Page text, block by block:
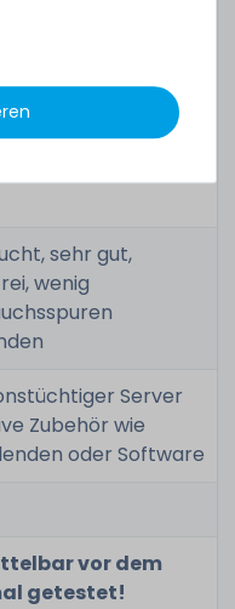
sehr gut,
wenig
Server
Zubehör wie
oder Software
vor dem
getestet!